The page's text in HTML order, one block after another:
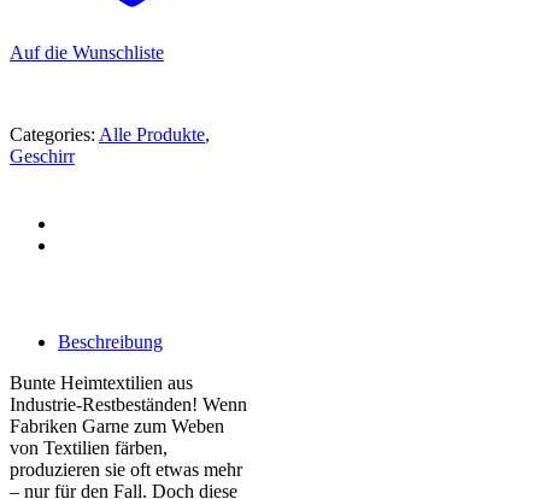
Auf die Wunschliste
Categories: Alle Produkte,
Geschirr
Beschreibung
Bunte Heimtextilien aus
Industrie-Restbeständen! Wenn
Fabriken Garne zum Weben
von Textilien färben,
produzieren sie oft etwas mehr
– nur für den Fall. Doch diese